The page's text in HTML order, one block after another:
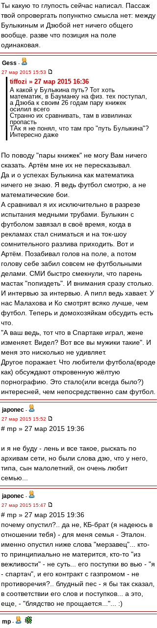
Ты какую то глупость сейчас написал. Пассаж
твой опровергать попунктно смысла нет: между
Булыкиным и Дзюбой нет ничего общего
вообще. разве что позиция на поле
одинаковая.
Gess -
27 мар 2015 15:53
tiffozi » 27 мар 2015 16:36
А какой у Булыкина путь? Тот хоть
математик, в Бауманку на физ. тех поступал,
а Дзюба к своим 26 годам пару книжек
осилил всего
Странно их сравнивать, там в извилинах
пропасть
ТАк я не понял, что там про "путь Булыкина"?
Интересно даже
По поводу "пары книжек" не могу Вам ничего
сказать. Артём мне их не пересказывал.
Да и о успехах Булыкина как математика
ничего не знаю. Я ведь футбол смотрю, а не
математические бои.
А сравнивал я их исключительно в разрезе
испытания медными трубами. Булыкин с
футболом завязал в своё время, когда в
рекламах стал сниматься и на ток-шоу
сомнительного разлива приходить. Вот и
Артём. Позабивал голов на поле, а потом
голову себе забил совсем не футбольными
делами. СМИ быстро смекнули, что парень
мастак "попиздеть". И внимания сразу столько.
И интервью за интервью. А пипл ведь хавает. У
нас Малахова и Ко смотрят всяко лучше, чем
футбол. Теперь и домохозяйкам обсудить есть
что.
"А ваш ведь, тот что в Спартаке играл, жене
изменяет. Видел? Вот все вы мужики такие". И
меня это нисколько не удивляет.
Другое поражает. Что любители футбола(вроде
как) обсуждают откровенную жёлтую
порнографию. Это стало(или всегда было?)
интересней, чем непосредственно сам футбол.
japonec -
27 мар 2015 15:52
# mp » 27 мар 2015 19:36
и я не буду - лень и все такое, рыскать по
архивам сети, но были слова дзю, что у него,
типа, сын малолетний, он очень любит
семью...
japonec -
27 мар 2015 15:47
# mp » 27 мар 2015 19:36
почему опустил?.. да не, КБ-брат (я надеюсь в
отношении тебя) - для меня семья - Эталон.
именно опустил ниже слова "мерзавец"... кто-
то принципиально не матерится, кто-то "из
вежливости" - не суть... его поступки во вью - "я
- спартач", и его контракт с газпромом - не
противоречия?.. блудный пес - я бы так сказал,
в соответствии его слов и поступков... а это,
еще, - "блядство не прощается..."... :)
mp -